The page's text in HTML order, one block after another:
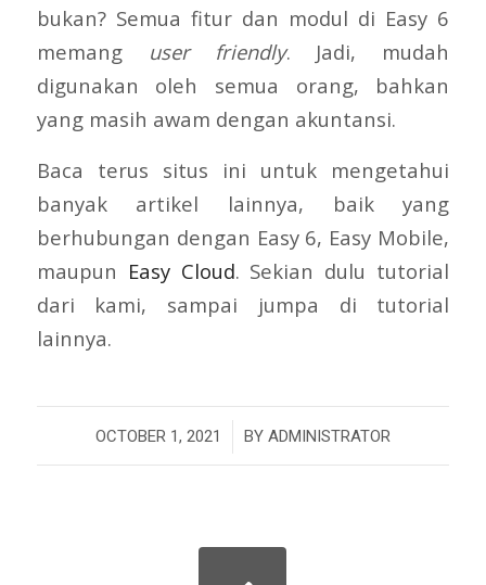
bukan? Semua fitur dan modul di Easy 6
memang user friendly. Jadi, mudah
digunakan oleh semua orang, bahkan
yang masih awam dengan akuntansi.
Baca terus situs ini untuk mengetahui
banyak artikel lainnya, baik yang
berhubungan dengan Easy 6, Easy Mobile,
maupun Easy Cloud. Sekian dulu tutorial
dari kami, sampai jumpa di tutorial
lainnya.
OCTOBER 1, 2021
/ BY ADMINISTRATOR